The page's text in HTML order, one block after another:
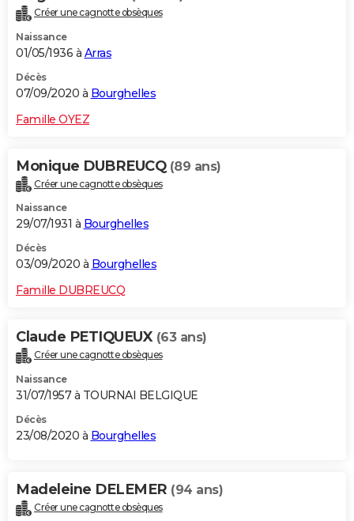
Créer une cagnotte obsèques
Naissance
01/05/1936 à Arras
Décès
07/09/2020 à Bourghelles
Famille OYEZ
Monique DUBREUCQ (89 ans)
Créer une cagnotte obsèques
Naissance
29/07/1931 à Bourghelles
Décès
03/09/2020 à Bourghelles
Famille DUBREUCQ
Claude PETIQUEUX (63 ans)
Créer une cagnotte obsèques
Naissance
31/07/1957 à TOURNAI BELGIQUE
Décès
23/08/2020 à Bourghelles
Madeleine DELEMER (94 ans)
Créer une cagnotte obsèques